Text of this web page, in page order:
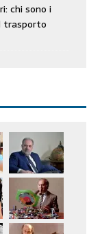
chi sono i
trasporto